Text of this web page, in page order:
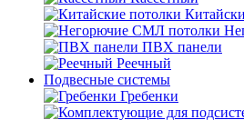
ПВХ панели
Реечный
Подвесные системы
Гребенки